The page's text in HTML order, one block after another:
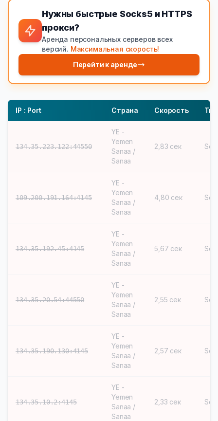
Нужны быстрые Socks5 и HTTPS
прокси?
Аренда персональных серверов всех
версий. Максимальная скорость!
Перейти к аренде
IP : Port Страна Скорость Тип
134.35.223.122:44550
YE -
Yemen
Sanaa /
Sanaa
2,83 сек
109.200.191.164:4145
YE -
Yemen
Sanaa /
Sanaa
4,80 сек
134.35.192.45:4145
YE -
Yemen
Sanaa /
Sanaa
5,67 сек
134.35.20.54:44550
YE -
Yemen
Sanaa /
Sanaa
2,55 сек
134.35.190.130:4145
YE -
Yemen
Sanaa /
Sanaa
2,57 сек
134.35.10.2:4145
YE -
Yemen
Sanaa /
Sanaa
2,33 сек